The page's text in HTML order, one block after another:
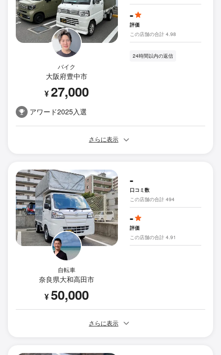
バイク
大阪府豊中市
¥27,000
アワード2025入選
-
評価
この店舗の合計 4.98
24時間以内の返信
さらに表示
自転車
奈良県大和高田市
¥50,000
-
口コミ数
この店舗の合計 494
-
評価
この店舗の合計 4.91
さらに表示